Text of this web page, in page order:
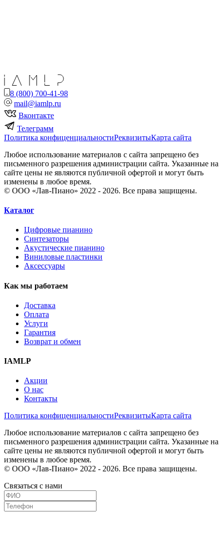
8 (800) 700-41-98
mail@iamlp.ru
Вконтакте
Телеграмм
Политика конфиценциальностиРеквизитыКарта сайта
Любое использование материалов с сайта запрещено без
письменного разрешения администрации сайта. Указанные на
сайте цены не являются публичной офертой и могут быть
изменены в любое время.
© ООО «Лав-Пиано» 2022 - 2026. Все права защищены.
Каталог
Цифровые пианино
Синтезаторы
Акустические пианино
Виниловые пластинки
Аксессуары
Как мы работаем
Доставка
Оплата
Услуги
Гарантия
Возврат и обмен
IAMLP
Акции
О нас
Контакты
Политика конфиценциальностиРеквизитыКарта сайта
Любое использование материалов с сайта запрещено без
письменного разрешения администрации сайта. Указанные на
сайте цены не являются публичной офертой и могут быть
изменены в любое время.
© ООО «Лав-Пиано» 2022 - 2026. Все права защищены.
Связаться с нами